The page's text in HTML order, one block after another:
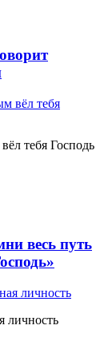
тебя Господь
весь путь
личность